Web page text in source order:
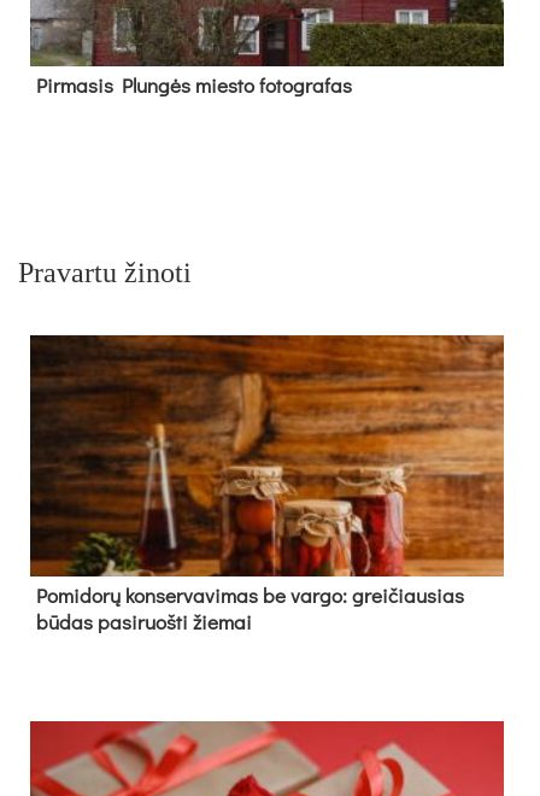
Pir­ma­sis Plun­gės mies­to fo­tog­ra­fas
Pravartu žinoti
Pomidorų konservavimas be vargo: greičiausias
būdas pasiruošti žiemai